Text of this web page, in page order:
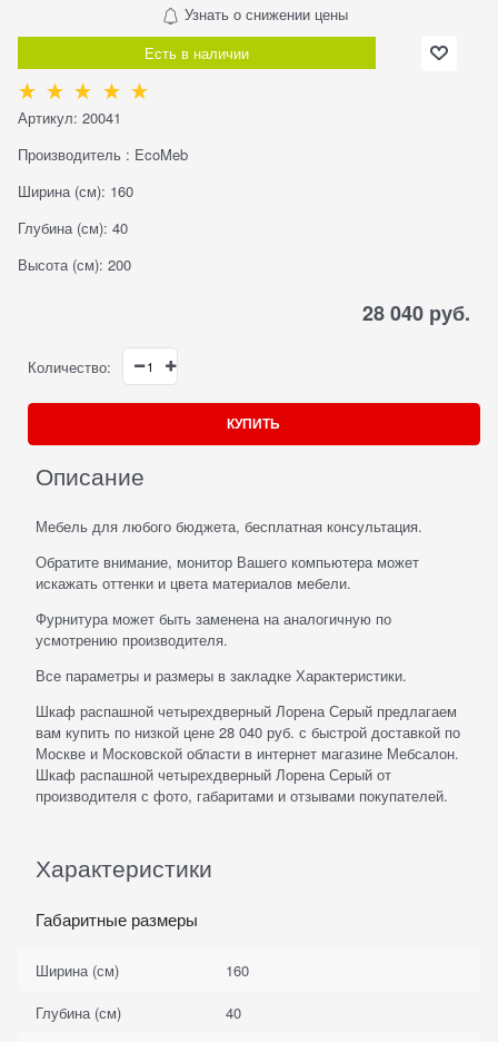
Узнать о снижении цены
Есть в наличии
Артикул: 20041
Производитель : EcoMeb
Ширина (см): 160
Глубина (см): 40
Высота (см): 200
28 040 руб.
Количество:
КУПИТЬ
Описание
Мебель для любого бюджета, бесплатная консультация.
Обратите внимание, монитор Вашего компьютера может
искажать оттенки и цвета материалов мебели.
Фурнитура может быть заменена на аналогичную по
усмотрению производителя.
Все параметры и размеры в закладке Характеристики.
Шкаф распашной четырехдверный Лорена Серый предлагаем
вам купить по низкой цене 28 040 руб. с быстрой доставкой по
Москве и Московской области в интернет магазине Мебсалон.
Шкаф распашной четырехдверный Лорена Серый от
производителя с фото, габаритами и отзывами покупателей.
Характеристики
Габаритные размеры
Ширина (см)
160
Глубина (см)
40